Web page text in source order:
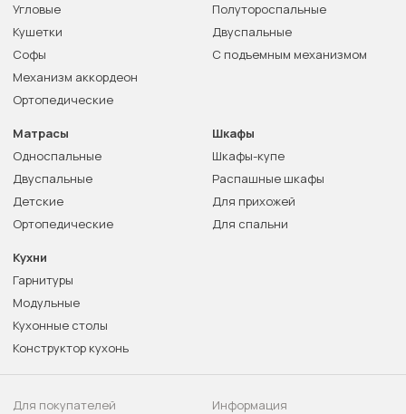
Угловые
Кушетки
Софы
Механизм аккордеон
Ортопедические
Полутороспальные
Двуспальные
С подъемным механизмом
Матрасы
Односпальные
Двуспальные
Детские
Ортопедические
Шкафы
Шкафы-купе
Распашные шкафы
Для прихожей
Для спальни
Кухни
Гарнитуры
Модульные
Кухонные столы
Конструктор кухонь
Для покупателей
Информация